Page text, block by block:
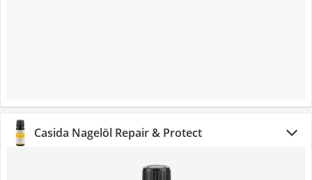
Casida Nagelöl Repair & Protect